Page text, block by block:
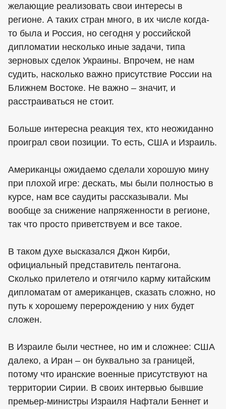
желающие реализовать свои интересы в
регионе. А таких стран много, в их числе когда-
то была и Россия, но сегодня у российской
дипломатии несколько иные задачи, типа
зерновых сделок Украины. Впрочем, не нам
судить, насколько важно присутствие России на
Ближнем Востоке. Не важно – значит, и
расстраиваться не стоит.
Больше интересна реакция тех, кто неожиданно
проиграл свои позиции. То есть, США и Израиль.
Американцы ожидаемо сделали хорошую мину
при плохой игре: дескать, мы были полностью в
курсе, нам все саудиты рассказывали. Мы
вообще за снижение напряженности в регионе,
так что просто приветствуем и все такое.
В таком духе высказался Джон Кирби,
официальный представитель пентагона.
Сколько прилетело и отягчило карму китайским
дипломатам от американцев, сказать сложно, но
путь к хорошему перерождению у них будет
сложен.
В Израиле были честнее, но им и сложнее: США
далеко, а Иран – он буквально за границей,
потому что иранские военные присутствуют на
территории Сирии. В своих интервью бывшие
премьер-министры Израиля Нафтали Беннет и